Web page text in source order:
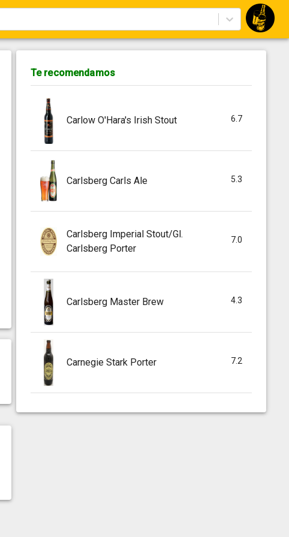
Te recomendamos
Carlow O'Hara's Irish Stout 6.7
Carlsberg Carls Ale 5.3
Carlsberg Imperial Stout/Gl.
Carlsberg Porter
7.0
Carlsberg Master Brew 4.3
Carnegie Stark Porter 7.2